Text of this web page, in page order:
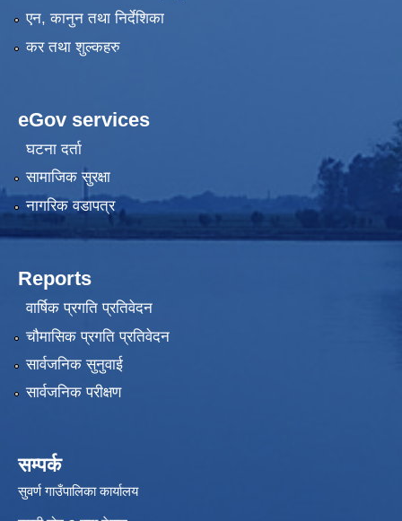
एन, कानुन तथा निर्देशिका
कर तथा शुल्कहरु
eGov services
घटना दर्ता
सामाजिक सुरक्षा
नागरिक वडापत्र
Reports
वार्षिक प्रगति प्रतिवेदन
चौमासिक प्रगति प्रतिवेदन
सार्वजनिक सुनुवाई
सार्वजनिक परीक्षण
सम्पर्क
सुवर्ण गाउँपालिका कार्यालय